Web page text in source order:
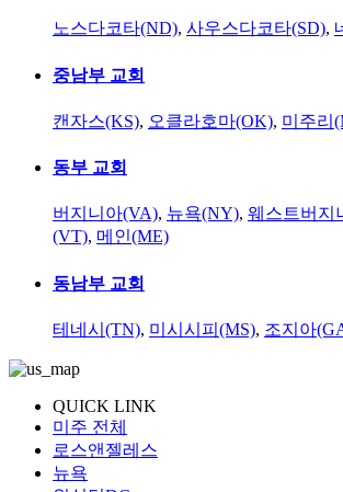
노스다코타(ND), 사우스다코타(SD),
중남부 교회
캔자스(KS), 오클라호마(OK), 미주리
동부 교회
버지니아(VA), 뉴욕(NY), 웨스트버지
(VT), 메인(ME)
동남부 교회
테네시(TN), 미시시피(MS), 조지아
QUICK LINK
미주 전체
로스앤젤레스
뉴욕